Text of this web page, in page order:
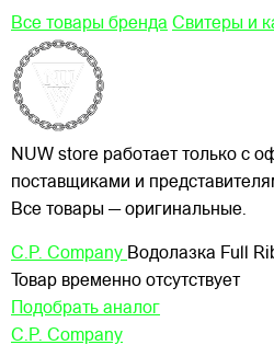
Все товары бренда Свитеры и
NUW store работает только с
поставщиками и
Все товары — оригинальные.
C.P. Company Водолазка Full
Товар временно отсутствует
Подобрать аналог
C.P. Company